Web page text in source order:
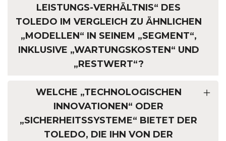
LEISTUNGS-VERHÄLTNIS“ DES
TOLEDO IM VERGLEICH ZU ÄHNLICHEN
„MODELLEN“ IN SEINEM „SEGMENT“,
INKLUSIVE „WARTUNGSKOSTEN“ UND
„RESTWERT“?
WELCHE „TECHNOLOGISCHEN
INNOVATIONEN“ ODER
„SICHERHEITSSYSTEME“ BIETET DER
TOLEDO, DIE IHN VON DER